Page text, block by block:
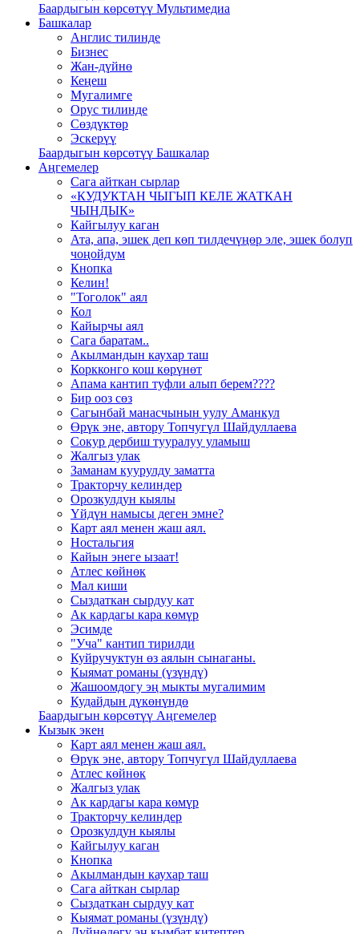
Баардыгын көрсөтүү Мультимедиа
Башкалар
Англис тилинде
Бизнес
Жан-дүйнө
Кеңеш
Мугалимге
Орус тилинде
Сөздүктөр
Эскерүү
Баардыгын көрсөтүү Башкалар
Аңгемелер
Сага айткан сырлар
«КУДУКТАН ЧЫГЫП КЕЛЕ ЖАТКАН
ЧЫНДЫК»
Кайгылуу каган
Ата, апа, эшек деп көп тилдечүңөр эле, эшек болуп
чоңойдум
Кнопка
Келин!
"Тоголок" аял
Кол
Кайырчы аял
Сага баратам..
Акылмандын каухар таш
Коркконго кош көрүнөт
Апама кантип туфли алып берем????
Бир ооз сөз
Сагынбай манасчынын уулу Аманкул
Өрүк эне, автору Топчугүл Шайдуллаева
Сокур дербиш тууралуу уламыш
Жалгыз улак
Заманам куурулду заматта
Тракторчу келиндер
Орозкулдун кыялы
Үйдүн намысы деген эмне?
Карт аял менен жаш аял.
Ностальгия
Кайын энеге ызаат!
Атлес көйнөк
Мал киши
Сыздаткан сырдуу кат
Ак кардагы кара көмүр
Эсимде
"Уча" кантип тирилди
Куйручуктун өз аялын сынаганы.
Кыямат романы (үзүндү)
Жашоомдогу эң мыкты мугалимим
Кудайдын дүкөнүндө
Баардыгын көрсөтүү Аңгемелер
Кызык экен
Карт аял менен жаш аял.
Өрүк эне, автору Топчугүл Шайдуллаева
Атлес көйнөк
Жалгыз улак
Ак кардагы кара көмүр
Тракторчу келиндер
Орозкулдун кыялы
Кайгылуу каган
Кнопка
Акылмандын каухар таш
Сага айткан сырлар
Сыздаткан сырдуу кат
Кыямат романы (үзүндү)